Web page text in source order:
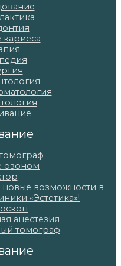
озоном
возможности в
«Эстетика»!
анестезия
томограф